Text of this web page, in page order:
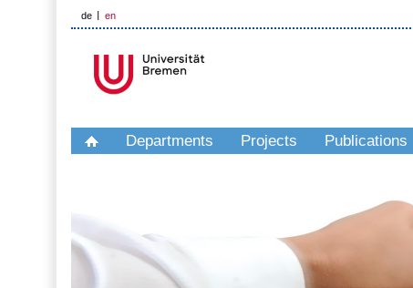
de en
Departments Projects Publications